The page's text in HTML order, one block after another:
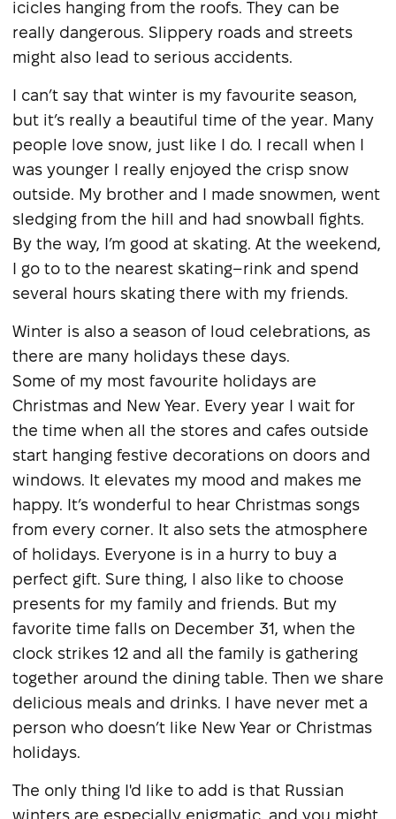
icicles hanging from the roofs. They can be
really dangerous. Slippery roads and streets
might also lead to serious accidents.
I can’t say that winter is my favourite season,
but it’s really a beautiful time of the year. Many
people love snow, just like I do. I recall when I
was younger I really enjoyed the crisp snow
outside. My brother and I made snowmеn, went
sledging from the hill and had snowball fights.
By the way, I’m good at skating. At the weekend,
I go to to the nearest skating–rink and spend
several hours skating there with my friends.
Winter is also a season of loud celebrations, as
there are many holidays these days.
Some of my most favourite holidays are
Christmas and New Year. Every year I wait for
the time when all the stores and cafes outside
start hanging festive decorations on doors and
windows. It elevates my mood and makes me
happy. It’s wonderful to hear Christmas songs
from every corner. It also sets the atmosphere
of holidays. Everyone is in a hurry to buy a
perfect gift. Sure thing, I also like to choose
presents for my family and friends. But my
favorite time falls on December 31, when the
clock strikes 12 and all the family is gathering
together around the dining table. Then we share
delicious meals and drinks. I have never met a
person who doesn’t like New Year or Christmas
holidays.
The only thing I'd like to add is that Russian
winters are especially enigmatic, and you might